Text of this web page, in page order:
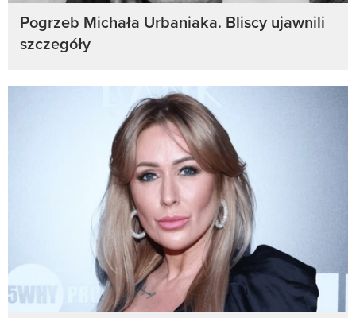
Pogrzeb Michała Urbaniaka. Bliscy ujawnili
szczegóły